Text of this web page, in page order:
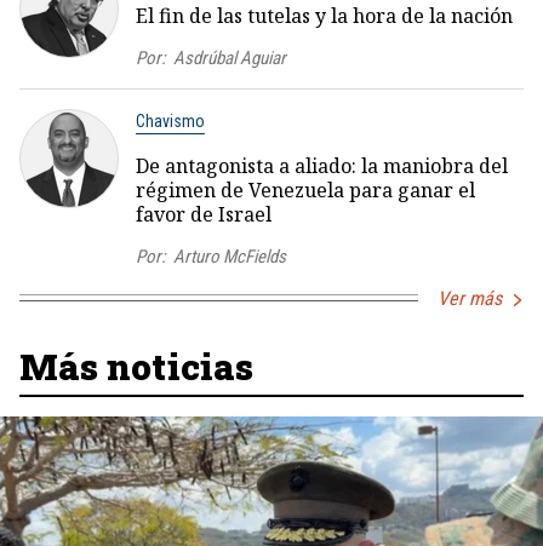
El fin de las tutelas y la hora de la nación
Por: Asdrúbal Aguiar
Chavismo
De antagonista a aliado: la maniobra del
régimen de Venezuela para ganar el
favor de Israel
Por: Arturo McFields
Ver más
Más noticias